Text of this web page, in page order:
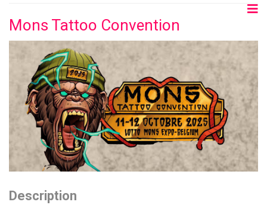
Mons Tattoo Convention
Description